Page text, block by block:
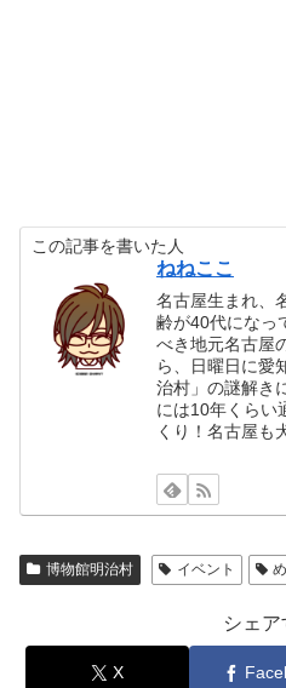
この記事を書いた人
ねねここ
名古屋生まれ、
齢が40代になっ
べき地元名古屋
ら、日曜日に愛
治村」の謎解き
には10年くらい
くり！名古屋も
博物館明治村 イベント
シェア
X